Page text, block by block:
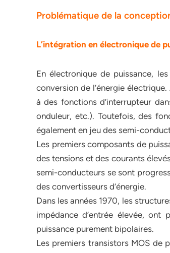
Problématique de la
L’intégration en électronique de
En électronique de puissance,
conversion de l’énergie
à des fonctions d’interrupteur
onduleur, etc.). Toutefois, des
également en jeu des semi-
Les premiers composants de
des tensions et des courants
semi-conducteurs se sont
des convertisseurs d’énergie.
Dans les années 1970, les
impédance d’entrée élevée,
puissance purement bipolaires.
Les premiers transistors MOS de